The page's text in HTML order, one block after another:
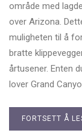
område med
over Arizona.
muligheten til å
bratte
årtusener. Enten
lover Grand
FORTSETT Å